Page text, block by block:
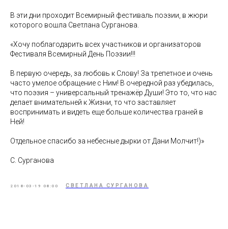
В эти дни проходит Всемирный фестиваль поэзии, в жюри
которого вошла Светлана Сурганова.
«Хочу поблагодарить всех участников и организаторов
Фестиваля Всемирный День Поэзии!!!
В первую очередь, за любовь к Слову! За трепетное и очень
часто умелое обращение с Ним! В очередной раз убедилась,
что поэзия – универсальный тренажёр Души! Это то, что нас
делает внимательней к Жизни, то что заставляет
воспринимать и видеть еще больше количества граней в
Ней!
Отдельное спасибо за небесные дырки от Дани Молчит!)»
С. Сурганова
2018-03-19 08:00 СВЕТЛАНА СУРГАНОВА